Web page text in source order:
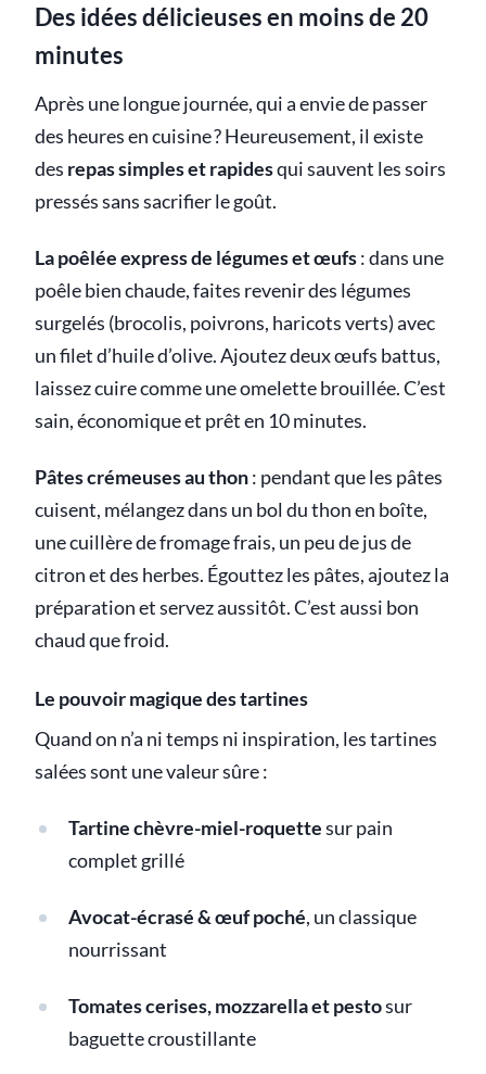
Des idées délicieuses en moins de 20
minutes
Après une longue journée, qui a envie de passer
des heures en cuisine ? Heureusement, il existe
des repas simples et rapidesqui sauvent les soirs
pressés sans sacrifier le goût.
La poêlée express de légumes et œufs: dans une
poêle bien chaude, faites revenir des légumes
surgelés (brocolis, poivrons, haricots verts) avec
un filet d’huile d’olive. Ajoutez deux œufs battus,
laissez cuire comme une omelette brouillée. C’est
sain, économique et prêt en 10 minutes.
Pâtes crémeuses au thon: pendant que les pâtes
cuisent, mélangez dans un bol du thon en boîte,
une cuillère de fromage frais, un peu de jus de
citron et des herbes. Égouttez les pâtes, ajoutez la
préparation et servez aussitôt. C’est aussi bon
chaud que froid.
Le pouvoir magique des tartines
Quand on n’a ni temps ni inspiration, les tartines
salées sont une valeur sûre :
Tartine chèvre-miel-roquettesur pain
complet grillé
Avocat-écrasé & œuf poché, un classique
nourrissant
Tomates cerises, mozzarella et pestosur
baguette croustillante